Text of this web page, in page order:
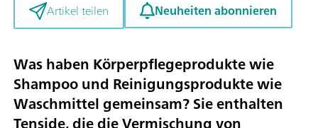
Artikel teilen Neuheiten abonnieren
Was haben Körperpflegeprodukte wie
Shampoo und Reinigungsprodukte wie
Waschmittel gemeinsam? Sie enthalten